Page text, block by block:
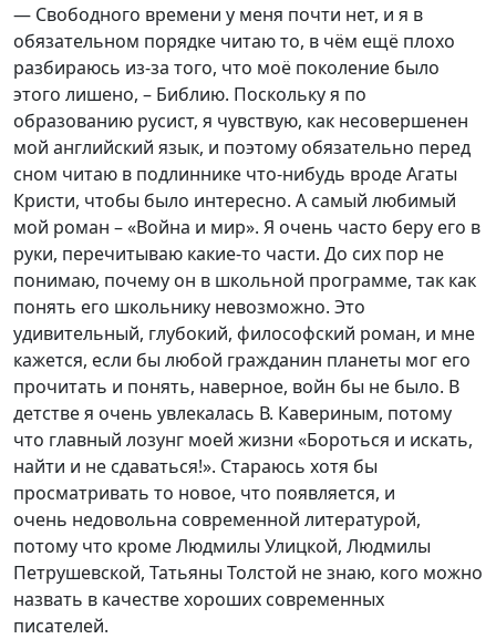
— Свободного времени у меня почти нет, и я в
обязательном порядке читаю то, в чём ещё плохо
разбираюсь из-за того, что моё поколение было
этого лишено, – Библию. Поскольку я по
образованию русист, я чувствую, как несовершенен
мой английский язык, и поэтому обязательно перед
сном читаю в подлиннике что-нибудь вроде Агаты
Кристи, чтобы было интересно. А самый любимый
мой роман – «Война и мир». Я очень часто беру его в
руки, перечитываю какие-то части. До сих пор не
понимаю, почему он в школьной программе, так как
понять его школьнику невозможно. Это
удивительный, глубокий, философский роман, и мне
кажется, если бы любой гражданин планеты мог его
прочитать и понять, наверное, войн бы не было. В
детстве я очень увлекалась В. Кавериным, потому
что главный лозунг моей жизни «Бороться и искать,
найти и не сдаваться!». Стараюсь хотя бы
просматривать то новое, что появляется, и
очень недовольна современной литературой,
потому что кроме Людмилы Улицкой, Людмилы
Петрушевской, Татьяны Толстой не знаю, кого можно
назвать в качестве хороших современных
писателей.